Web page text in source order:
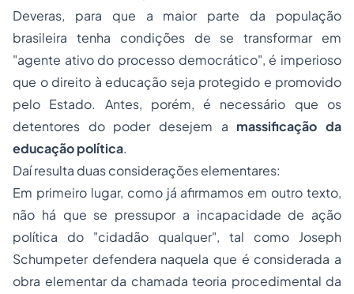
Deveras, para que a maior parte da população
brasileira tenha condições de se transformar em
"agente ativo do processo democrático", é imperioso
que o direito à educação seja protegido e promovido
pelo Estado. Antes, porém, é necessário que os
detentores do poder desejem a massificação da
educação política.
Daí resulta duas considerações elementares:
Em primeiro lugar, como já afirmamos em outro texto,
não há que se pressupor a incapacidade de ação
política do "cidadão qualquer", tal como Joseph
Schumpeter defendera naquela que é considerada a
obra elementar da chamada teoria procedimental da